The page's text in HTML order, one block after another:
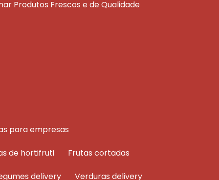
Produtos Frescos e de Qualidade
para empresas
de hortifruti frutas cortadas
delivery verduras delivery